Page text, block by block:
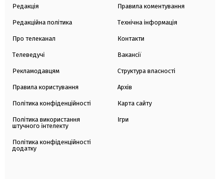
Редакція
Редакційна політика
Про телеканал
Телеведучі
Рекламодавцям
Правила користування
Політика конфіденційності
Політика використання
штучного інтелекту
Політика конфіденційності
додатку
Правила коментування
Технічна інформація
Контакти
Вакансії
Структура власності
Архів
Карта сайту
Ігри